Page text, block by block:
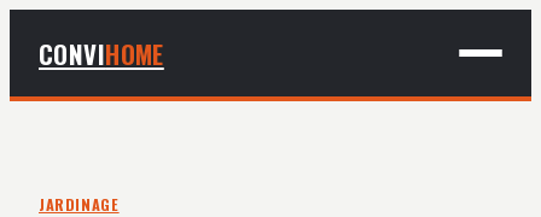
CONVIHOME
BRICOLAGE
JARDINAGE